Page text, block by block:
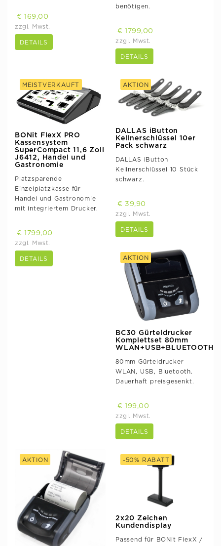
€ 169,00
zzgl. Mwst.
DETAILS
benötigen.
€ 1799,00
zzgl. Mwst.
DETAILS
MEISTVERKAUFT
BONit FlexX PRO
Kassensystem
SuperCompact 11,6 Zoll
J6412, Handel und
Gastronomie
Platzsparende
Einzelplatzkasse für
Handel und Gastronomie
mit integriertem Drucker.
€ 1799,00
zzgl. Mwst.
DETAILS
AKTION
DALLAS iButton
Kellnerschlüssel 10er
Pack schwarz
DALLAS iButton
Kellnerschlüssel 10 Stück
schwarz.
€ 39,90
zzgl. Mwst.
DETAILS
AKTION
BC30 Gürteldrucker
Komplettset 80mm
WLAN+USB+BLUETOOTH
80mm Gürteldrucker
WLAN, USB, Bluetooth.
Dauerhaft preisgesenkt.
€ 199,00
zzgl. Mwst.
DETAILS
AKTION -50% RABATT
2x20 Zeichen
Kundendisplay
Passend für BONit FlexX /